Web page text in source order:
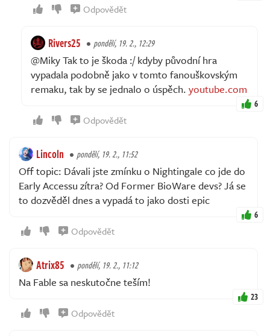
Odpovědět
Rivers25 pondělí, 19. 2., 12:29
@Miky Tak to je škoda :/ kdyby původní hra
vypadala podobně jako v tomto fanouškovským
remaku, tak by se jednalo o úspěch. youtube.com
6
Odpovědět
Lincoln pondělí, 19. 2., 11:52
Off topic: Dávali jste zmínku o Nightingale co jde do
Early Accessu zítra? Od Former BioWare devs? Já se
to dozvěděl dnes a vypadá to jako dosti epic
6
Odpovědět
Atrix85 pondělí, 19. 2., 11:12
Na Fable sa neskutočne teším!
23
Odpovědět